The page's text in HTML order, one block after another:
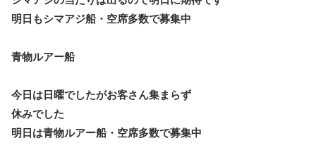
明日もシマアジ船・空席多数で募集中
青物ルアー船
今日は日曜でしたがお客さん集まらず
休みでした
明日は青物ルアー船・空席多数で募集中